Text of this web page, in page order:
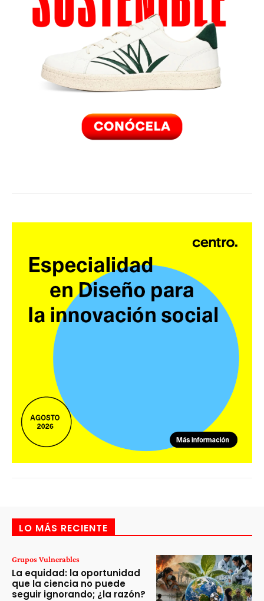
LO MÁS RECIENTE
Grupos Vulnerables
La equidad: la oportunidad
que la ciencia no puede
seguir ignorando; ¿la razón?